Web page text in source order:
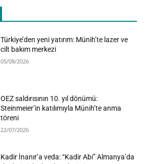
Türkiye’den yeni yatırım: Münih’te lazer ve
cilt bakım merkezi
05/08/2026
OEZ saldırısının 10. yıl dönümü:
Steinmeier’in katılımıyla Münih’te anma
töreni
22/07/2026
Kadir İnanır’a veda: “Kadir Abi” Almanya’da